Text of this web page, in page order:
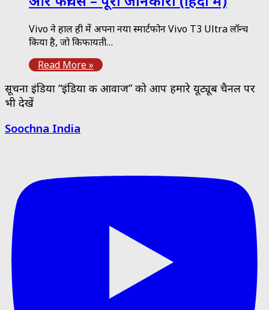
Vivo ने हाल ही में अपना नया स्मार्टफोन Vivo T3 Ultra लॉन्च
किया है, जो किफायती…
Read More »
सूचना इंडिया “इंडिया की आवाज” को आप हमारे यूट्यूब चैनल पर
भी देखें
Soochna India